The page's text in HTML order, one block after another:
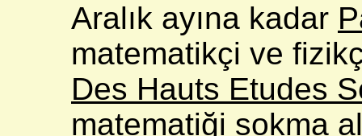
Aralık ayına kadar
matematikçi ve
Des Hauts Etudes
matematiği sokma